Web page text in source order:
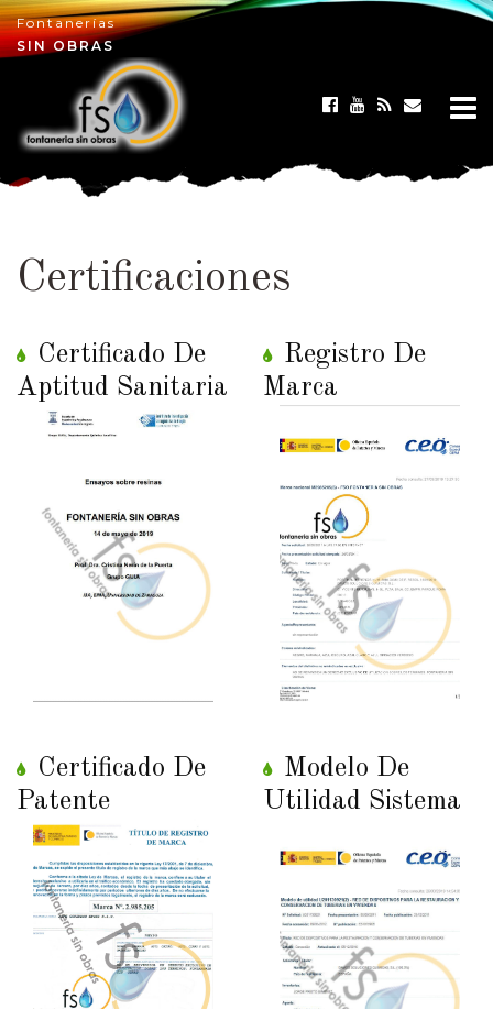
Fontanerías
SIN OBRAS
Certificaciones
Certificado De
Aptitud Sanitaria
Registro De
Marca
Certificado De
Patente
Modelo De
Utilidad Sistema